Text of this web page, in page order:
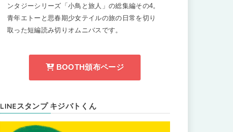
ンタジーシリーズ「小鳥と旅人」の総集編その4。
青年エトーと思春期少女テイルの旅の日常を切り
取った短編読み切りオムニバスです。
BOOTH頒布ページ
LINEスタンプ キジバトくん